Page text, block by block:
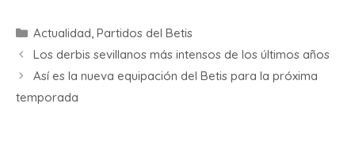
Actualidad, Partidos del Betis
Los derbis sevillanos más intensos de los últimos años
Así es la nueva equipación del Betis para la próxima
temporada